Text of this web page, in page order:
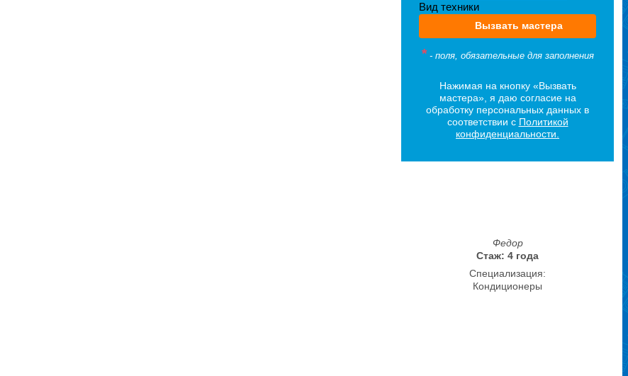
Иван
Стаж: 12 лет
Специализация:
Федор
Стаж: 4 года
Специализация:
Кондиционеры
Вид техники
Вызвать мастера
* - поля, обязательные для заполнения
Нажимая на кнопку «Вызвать
мастера», я даю согласие на
обработку персональных данных в
соответствии с Политикой
конфиденциальности.